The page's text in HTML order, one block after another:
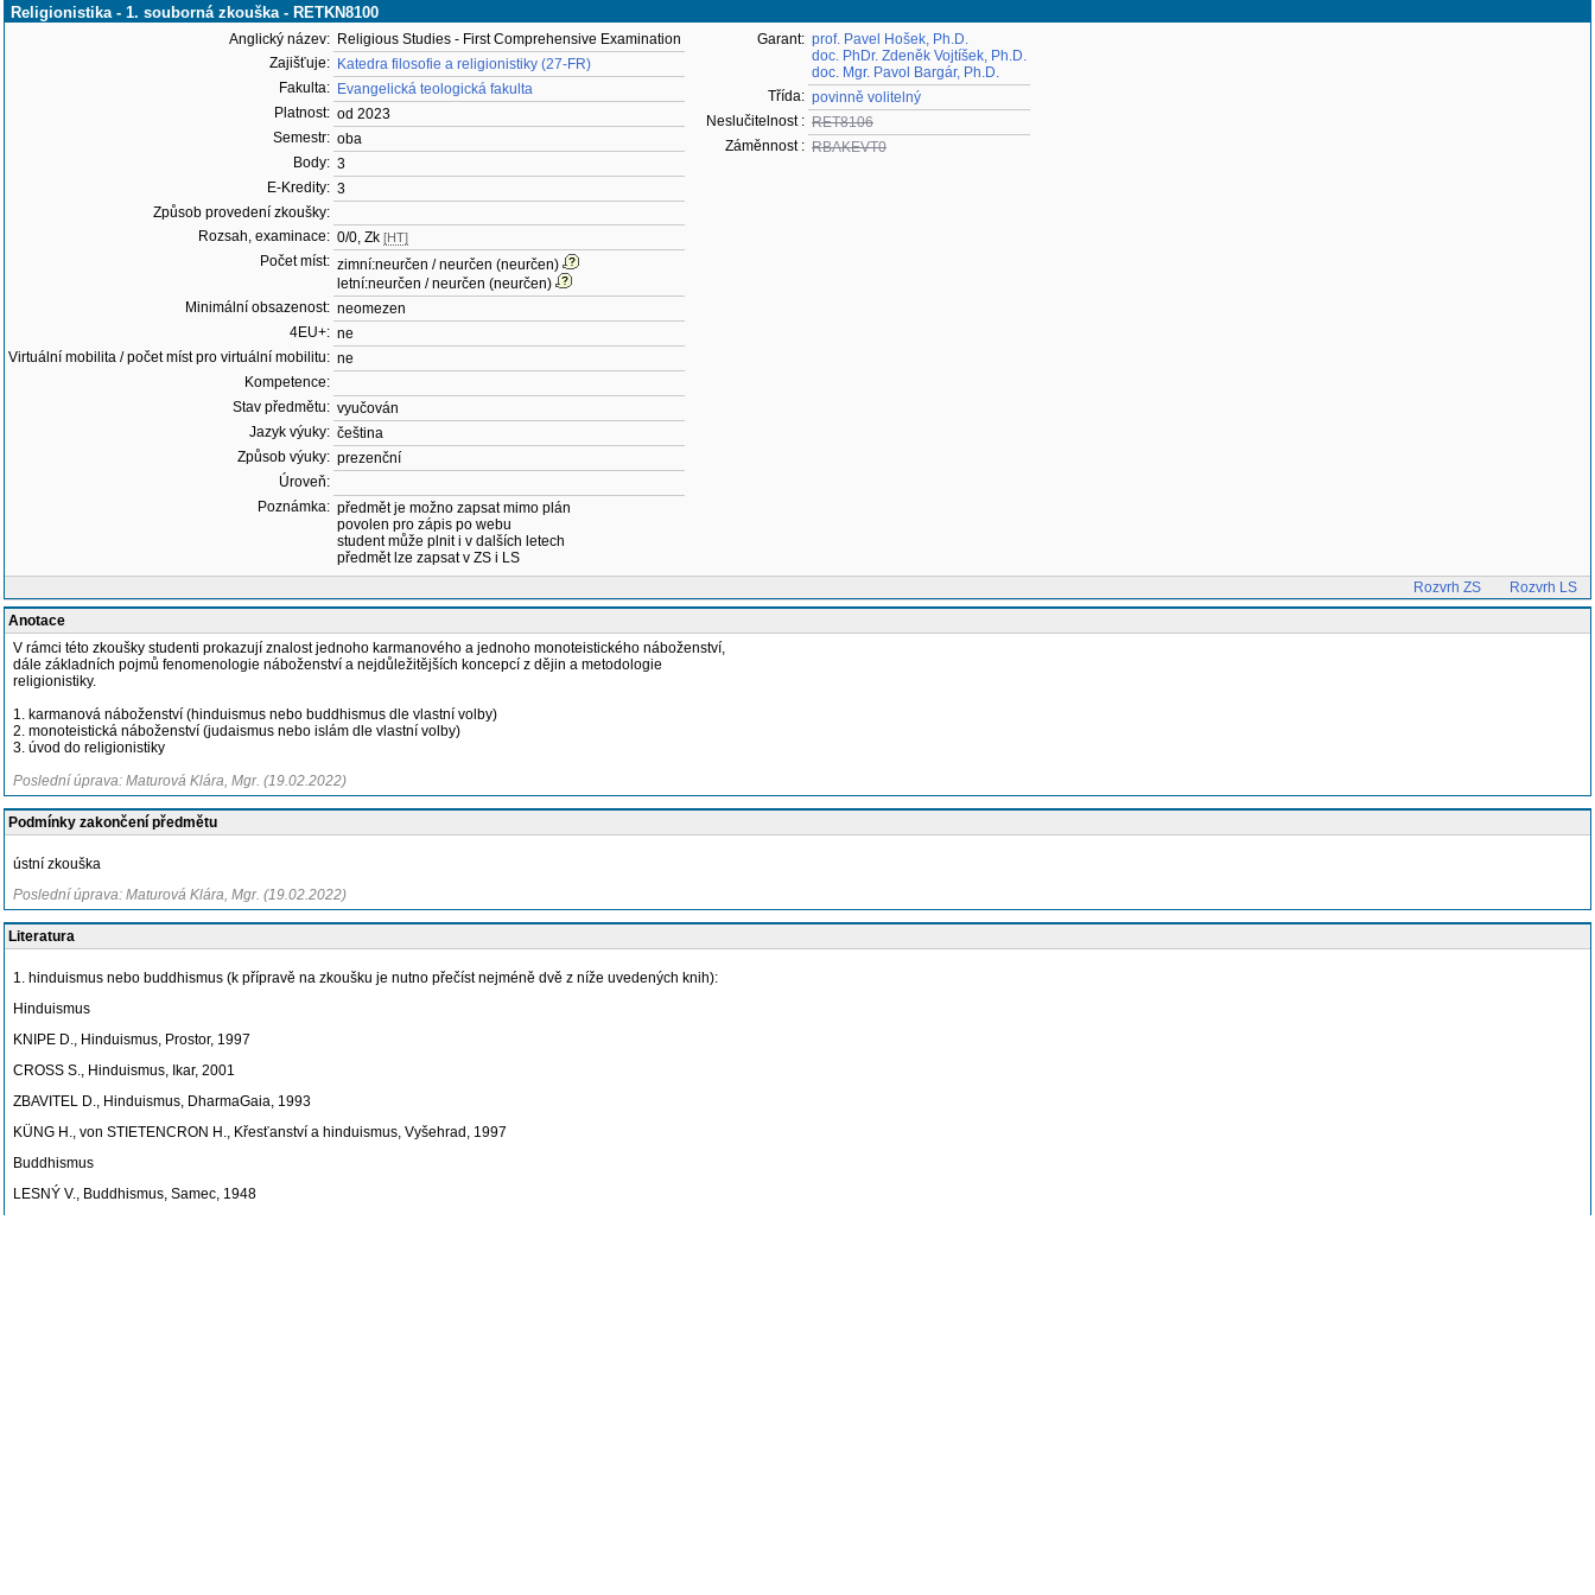
Religionistika - 1. souborná zkouška - RETKN8100
Anglický název: Religious Studies - First Comprehensive Examination
Zajišťuje: Katedra filosofie a religionistiky (27-FR)
Fakulta: Evangelická teologická fakulta
Platnost: od 2023
Semestr: oba
Body: 3
E-Kredity: 3
Způsob provedení zkoušky:
Rozsah, examinace: 0/0, Zk [HT]
Počet míst: zimní:neurčen / neurčen (neurčen)
letní:neurčen / neurčen (neurčen)
Minimální obsazenost: neomezen
4EU+: ne
Virtuální mobilita / počet míst pro virtuální mobilitu: ne
Kompetence:
Stav předmětu: vyučován
Jazyk výuky: čeština
Způsob výuky: prezenční
Úroveň:
Poznámka: předmět je možno zapsat mimo plán
povolen pro zápis po webu
student může plnit i v dalších letech
předmět lze zapsat v ZS i LS
Garant: prof. Pavel Hošek, Ph.D.
doc. PhDr. Zdeněk Vojtíšek, Ph.D.
doc. Mgr. Pavol Bargár, Ph.D.
Třída: povinně volitelný
Neslučitelnost : RET8106
Záměnnost : RBAKEVT0
Rozvrh ZS
Rozvrh LS
Anotace
V rámci této zkoušky studenti prokazují znalost jednoho karmanového a jednoho monoteistického náboženství,
dále základních pojmů fenomenologie náboženství a nejdůležitějších koncepcí z dějin a metodologie
religionistiky.
1. karmanová náboženství (hinduismus nebo buddhismus dle vlastní volby)
2. monoteistická náboženství (judaismus nebo islám dle vlastní volby)
3. úvod do religionistiky
Poslední úprava: Maturová Klára, Mgr. (19.02.2022)
Podmínky zakončení předmětu
ústní zkouška
Poslední úprava: Maturová Klára, Mgr. (19.02.2022)
Literatura
1. hinduismus nebo buddhismus (k přípravě na zkoušku je nutno přečíst nejméně dvě z níže uvedených knih):
Hinduismus
KNIPE D., Hinduismus, Prostor, 1997
CROSS S., Hinduismus, Ikar, 2001
ZBAVITEL D., Hinduismus, DharmaGaia, 1993
KÜNG H., von STIETENCRON H., Křesťanství a hinduismus, Vyšehrad, 1997
Buddhismus
LESNÝ V., Buddhismus, Samec, 1948